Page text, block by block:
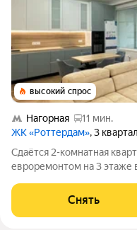
высокий спрос
Нагорная
11 мин.
ЖК «Роттердам», 3
Сдаётся 2-комнатная
евроремонтом на 3 этаже
Холодильник Посудомоечная машина Кондиционер
Микроволновка Дом -
Снять